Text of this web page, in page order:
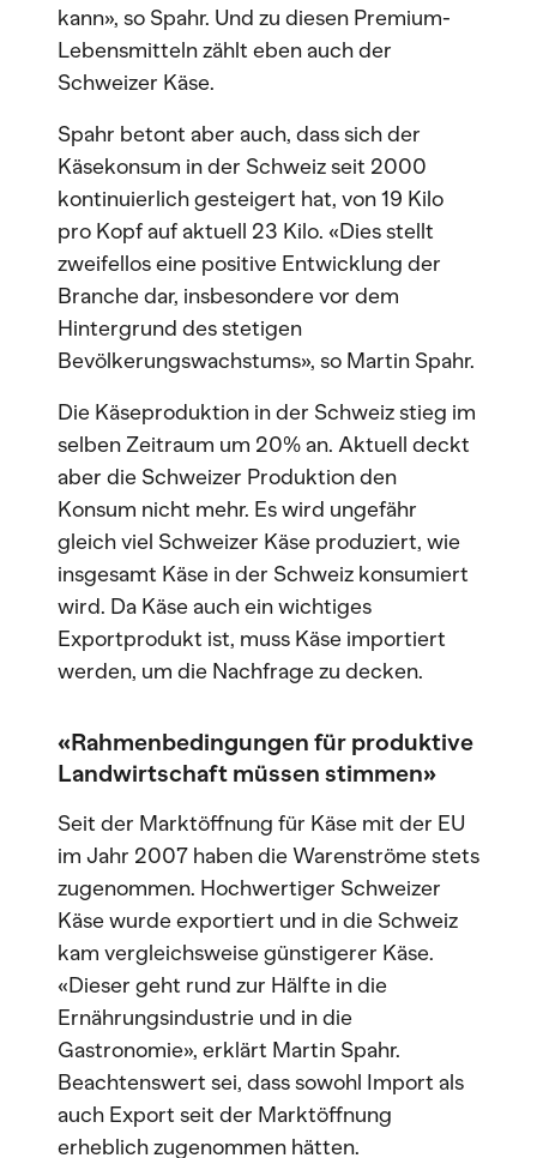
kann», so Spahr. Und zu diesen Premium-
Lebensmitteln zählt eben auch der
Schweizer Käse.
Spahr betont aber auch, dass sich der
Käsekonsum in der Schweiz seit 2000
kontinuierlich gesteigert hat, von 19 Kilo
pro Kopf auf aktuell 23 Kilo. «Dies stellt
zweifellos eine positive Entwicklung der
Branche dar, insbesondere vor dem
Hintergrund des stetigen
Bevölkerungswachstums», so Martin Spahr.
Die Käseproduktion in der Schweiz stieg im
selben Zeitraum um 20% an. Aktuell deckt
aber die Schweizer Produktion den
Konsum nicht mehr. Es wird ungefähr
gleich viel Schweizer Käse produziert, wie
insgesamt Käse in der Schweiz konsumiert
wird. Da Käse auch ein wichtiges
Exportprodukt ist, muss Käse importiert
werden, um die Nachfrage zu decken.
«Rahmenbedingungen für produktive
Landwirtschaft müssen stimmen»
Seit der Marktöffnung für Käse mit der EU
im Jahr 2007 haben die Warenströme stets
zugenommen. Hochwertiger Schweizer
Käse wurde exportiert und in die Schweiz
kam vergleichsweise günstigerer Käse.
«Dieser geht rund zur Hälfte in die
Ernährungsindustrie und in die
Gastronomie», erklärt Martin Spahr.
Beachtenswert sei, dass sowohl Import als
auch Export seit der Marktöffnung
erheblich zugenommen hätten.